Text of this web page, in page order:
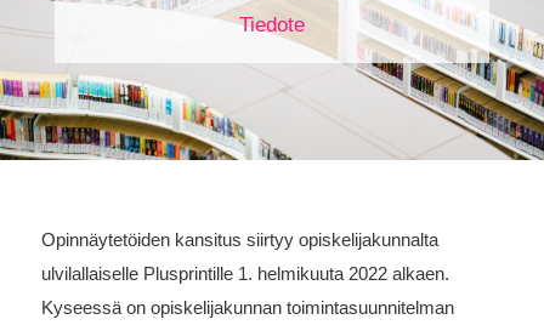
Tiedote
Opinnäytetöiden kansitus siirtyy opiskelijakunnalta
ulvilallaiselle Plusprintille 1. helmikuuta 2022 alkaen.
Kyseessä on opiskelijakunnan toimintasuunnitelman